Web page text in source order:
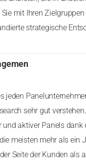
mit Ihren
strategische
jeden
sehr gut
aktiver Panels dank
meisten mehr als ein
Seite der Kunden als